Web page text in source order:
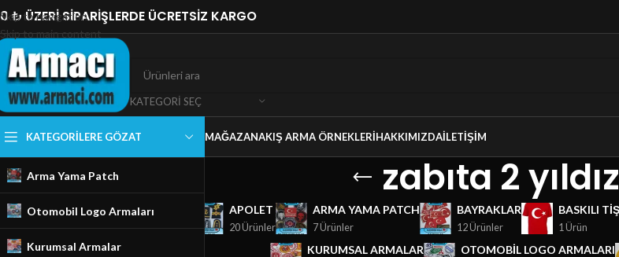
Skip to navigation
Skip to main content
₺ ÜZERİ SİPARİŞLERDE ÜCRETSİZ KARGO
KATEGORI SEÇ
KATEGORILERE GÖZAT
Arma Yama Patch
Otomobil Logo Armaları
Kurumsal Armalar
MAĞAZANAKIŞ ARMA ÖRNEKLERIHAKKIMIZDAİLETIŞIM
zabıta 2 yıldız
GÜVENLIK ARMALARI
18 Ürünler
APOLET
20 Ürünler
ARMA YAMA PATCH
7 Ürünler
BAYRAKLAR
12 Ürünler
BASKILI
1 Ürün
KURUMSAL ARMALAR OTOMOBIL LOGO ARMALARI